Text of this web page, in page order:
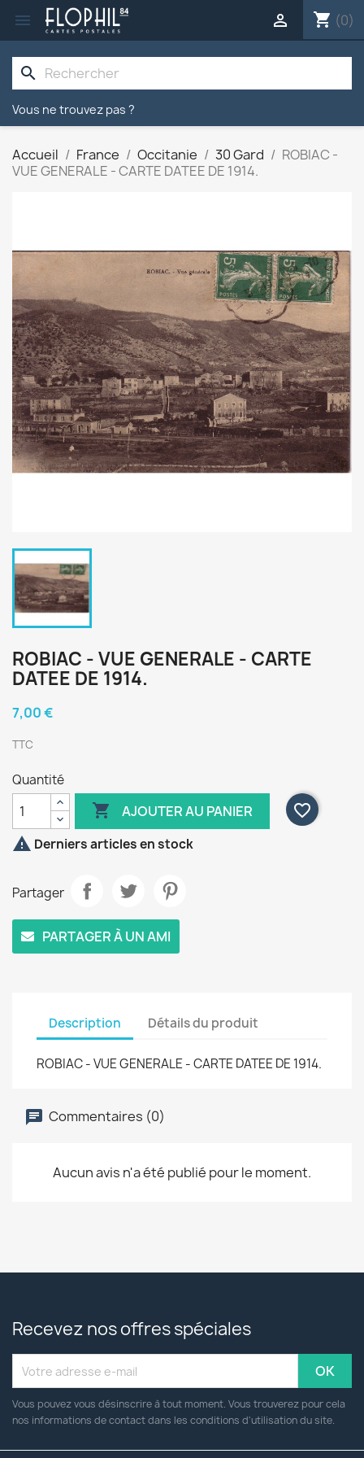
 shopping_cart (0)

search
Vous ne trouvez pas ?
Accueil France Occitanie 30 Gard
ROBIAC -
VUE GENERALE - CARTE DATEE DE 1914.
ROBIAC - VUE GENERALE - CARTE
DATEE DE 1914.
7,00 €
TTC
Quantité
 AJOUTER AU PANIER
favorite_border
 Derniers articles en stock
Partager
PARTAGER À UN AMI
Description Détails du produit
ROBIAC - VUE GENERALE - CARTE DATEE DE 1914.
Commentaires (0)
Aucun avis n'a été publié pour le moment.
Recevez nos offres spéciales
Vous pouvez vous désinscrire à tout moment. Vous trouverez pour cela
nos informations de contact dans les conditions d'utilisation du site.